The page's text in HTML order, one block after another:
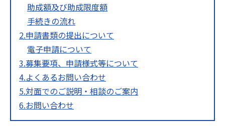
助成額及び助成限度額
手続きの流れ
2.申請書類の提出について
電子申請について
3.募集要項、申請様式等について
4.よくあるお問い合わせ
5.対面でのご説明・相談のご案内
6.お問い合わせ